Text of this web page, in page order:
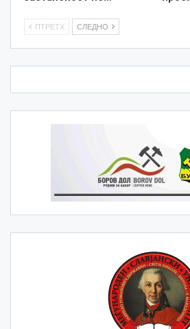
ПТРЕТХ СЛЕДНО